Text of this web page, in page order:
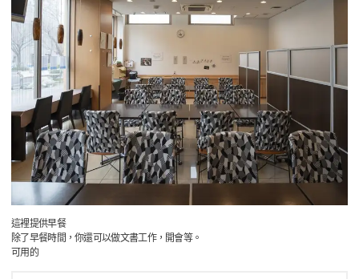
這裡提供早餐
除了早餐時間，你還可以做文書工作，開會等。
可用的